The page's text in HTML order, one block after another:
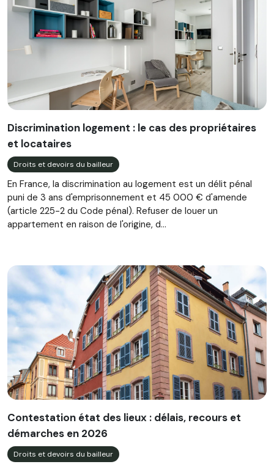
Discrimination logement : le cas des propriétaires
et locataires
Droits et devoirs du bailleur
En France, la discrimination au logement est un délit pénal
puni de 3 ans d'emprisonnement et 45 000 € d'amende
(article 225-2 du Code pénal). Refuser de louer un
appartement en raison de l'origine, d...
Contestation état des lieux : délais, recours et
démarches en 2026
Droits et devoirs du bailleur